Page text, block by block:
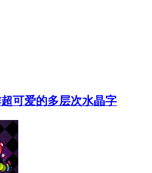
可爱的多层次水晶字